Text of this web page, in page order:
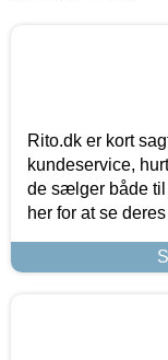
Rito.dk er kort
kundeservice,
de sælger både til
her for at se